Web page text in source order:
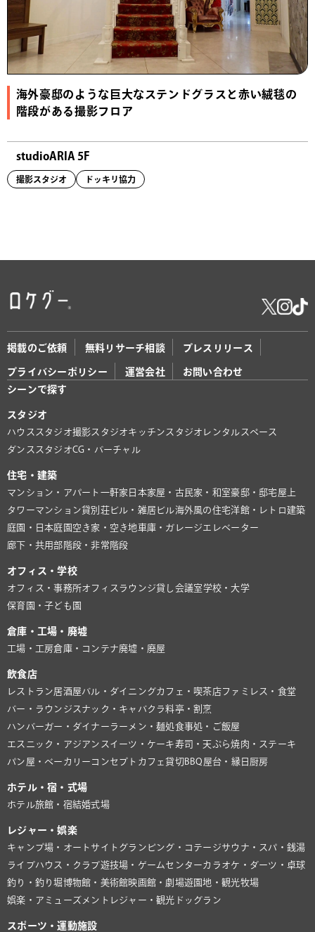
海外豪邸のような巨大なステンドグラスと赤い絨毯の
階段がある撮影フロア
studioARIA 5F
撮影スタジオ ドッキリ協力
掲載のご依頼 無料リサーチ相談 プレスリリース
プライバシーポリシー 運営会社
お問い合わせ
シーンで探す
スタジオ
ハウススタジオ撮影スタジオキッチンスタジオ レンタルスペース
ダンススタジオCG・バーチャル
住宅・建築
マンション・アパート 一軒家 日本家屋・古民家・和室豪邸・邸宅屋上
タワーマンション貸別荘ビル・雑居ビル海外風の住宅洋館・レトロ建築
庭園・日本庭園 空き家・空き地 車庫・ガレージ エレベーター
廊下・共用部階段・非常階段
オフィス・学校
オフィス・事務所オフィスラウンジ貸し会議室学校・大学
保育園・子ども園
倉庫・工場・廃墟
工場・工房倉庫・コンテナ廃墟・廃屋
飲食店
レストラン居酒屋バル・ダイニングカフェ・喫茶店ファミレス・食堂
バー・ラウンジ スナック・キャバクラ料亭・割烹
ハンバーガー・ダイナーラーメン・麺処食事処・ご飯屋
エスニック・アジアン スイーツ・ケーキ寿司・天ぷら焼肉・ステーキ
パン屋・ベーカリー コンセプトカフェ貸切BBQ 屋台・縁日 厨房
ホテル・宿・式場
ホテル旅館・宿結婚式場
レジャー・娯楽
キャンプ場・オートサイト グランピング・コテージサウナ・スパ・銭湯
ライブハウス・クラブ遊技場・ゲームセンターカラオケ・ダーツ・卓球
釣り・釣り堀博物館・美術館映画館・劇場遊園地・観光牧場
娯楽・アミューズメント レジャー・観光 ドッグラン
スポーツ・運動施設